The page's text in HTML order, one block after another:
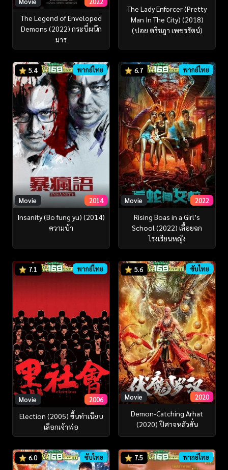
The Legend of Enveloped
Demons (2022) กระบี่ผนึก
มาร
The Lady Enforcer (Pretty
Man In The City) (2018)
(ปอย ตรีชฎา เพชรรัตน์)
5.4 พากย์ไทย
Movie 2014
Insanity (Bo fung yu) (2014)
ความบ้า
6.7 พากย์ไทย
Movie 2022
Rising Boas in a Girl’s
School (2022) เลื้อยฉก
โรงเรียนหญิง
7.1 พากย์ไทย
Movie 2006
Election (2005) ขึ้นทำเนียบ
เลือกเจ้าพ่อ
5.6 ซับไทย
Movie 2020
Demon-Catching Arhat
(2020) ปีศาจหลัวฮั่น
6.0 ซับไทย 7.5 พากย์ไทย